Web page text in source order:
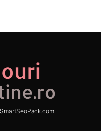
SmartSeoPack.com